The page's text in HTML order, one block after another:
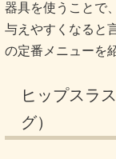
器具を使うことで
与えやすくなると
の定番メニューを
ヒップスラ
グ）